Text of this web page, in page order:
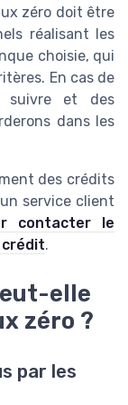
zéro doit être
réalisant les
choisie, qui
En cas de
suivre et des
dans les
des crédits
service client
contacter le
crédit.
elle
zéro ?
par les